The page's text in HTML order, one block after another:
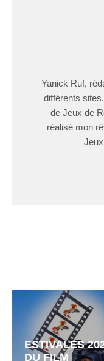
Yanick Ruf,
différents
de Jeux de
réalisé mon
ESTIVALES
DU FILM